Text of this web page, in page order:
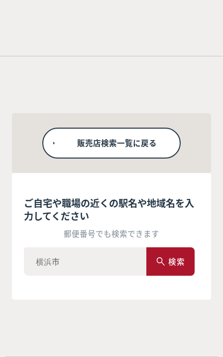
販売店検索一覧に戻る
ご自宅や職場の近くの駅名や地域名を入
力してください
郵便番号でも検索できます
検索